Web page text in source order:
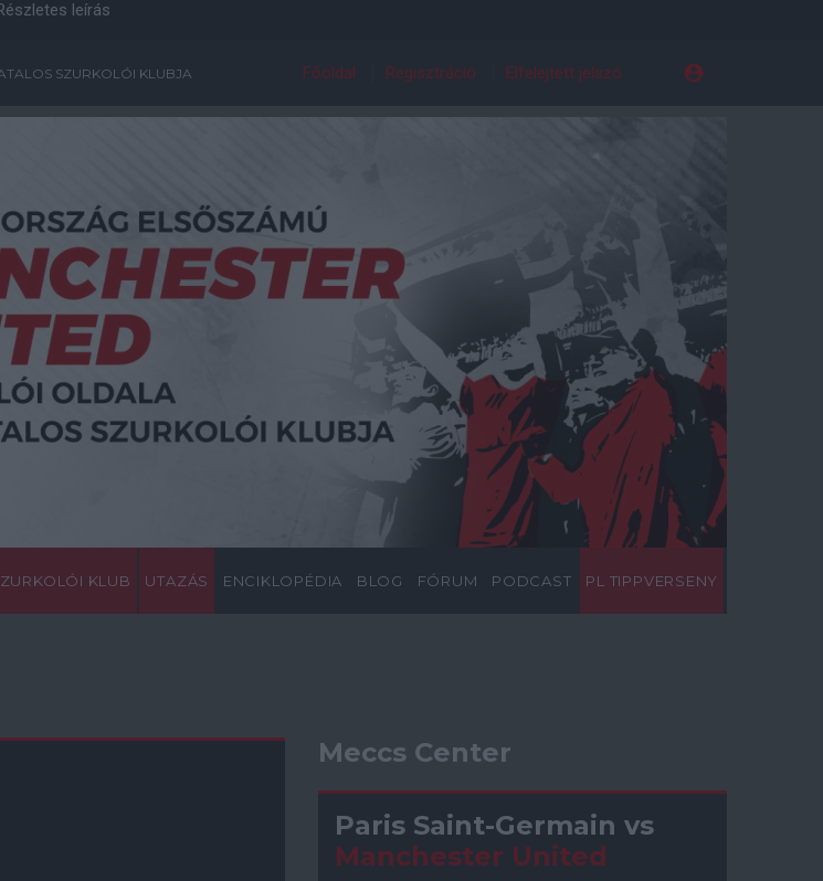
leírás
SZURKOLÓI KLUBJA Főoldal Regisztráció Elfelejtett jelszó
KLUB UTAZÁS ENCIKLOPÉDIA BLOG FÓRUM PODCAST PL TIPPVERSENY
Meccs Center
Paris Saint-Germain vs
Manchester United